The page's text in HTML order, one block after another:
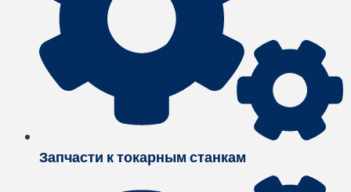
Запчасти к токарным станкам